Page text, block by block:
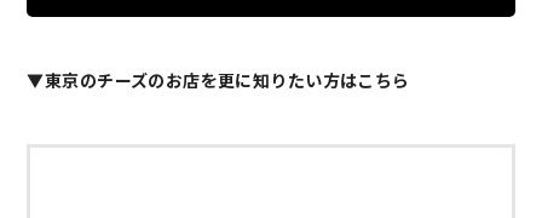
▼東京のチーズのお店を更に知りたい方はこちら